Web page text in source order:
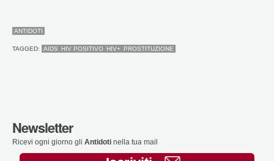
ANTIDOTI
TAGGED: AIDS HIV POSITIVO HIV+ PROSTITUZIONE
Newsletter
Ricevi ogni giorno gli Antidoti nella tua mail